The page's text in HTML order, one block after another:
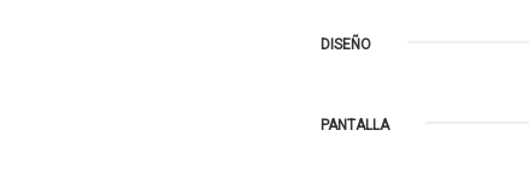
DISEÑO
PANTALLA